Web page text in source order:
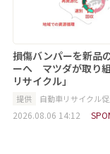
損傷バンパーを新品
ーへ マツダが取り
リサイクル」
提供 自動車リサイクル
2026.08.06 14:12